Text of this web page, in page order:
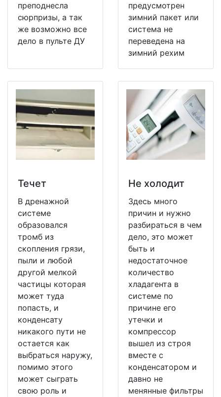
преподнесла
сюрпризы, а так
же возможно все
дело в пульте ДУ
предусмотрен
зимний пакет или
система не
переведена на
зимний рехим
Течет
В дренажной
системе
образовался
тромб из
скопления грязи,
пыли и любой
другой мелкой
частицы которая
может туда
попасть, и
конденсату
никакого пути не
остается как
выбраться наружу,
помимо этого
может сыграть
свою роль и
Не холодит
Здесь много
причин и нужно
разбираться в чем
дело, это может
быть и
недостаточное
количество
хладагента в
системе по
причине его
утечки и
компрессор
вышел из строя
вместе с
конденсатором и
давно не
менянные фильтры